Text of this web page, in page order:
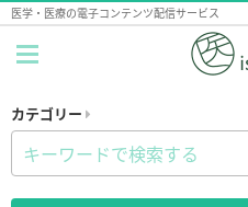
医学・医療の電子コンテンツ配信サービス
カテゴリー